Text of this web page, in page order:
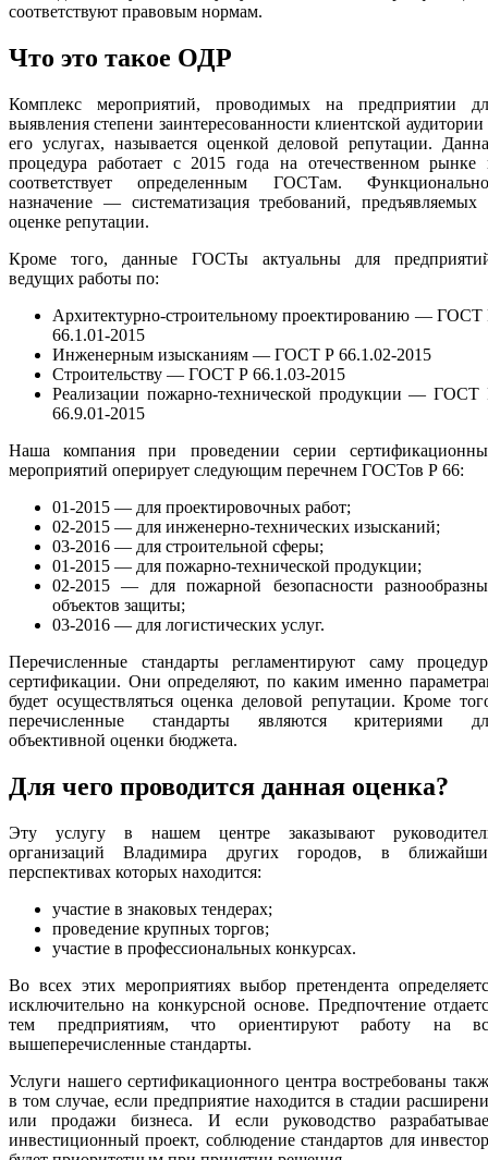
соответствуют правовым нормам.
Что это такое ОДР
Комплекс мероприятий, проводимых на предприятии
выявления степени заинтересованности клиентской аудитории
его услугах, называется оценкой деловой репутации.
процедура работает с 2015 года на отечественном рынке
соответствует определенным ГОСТам.
назначение — систематизация требований, предъявляемых
оценке репутации.
Кроме того, данные ГОСТы актуальны для
ведущих работы по:
Архитектурно-строительному проектированию — ГОСТ
66.1.01-2015
Инженерным изысканиям — ГОСТ Р 66.1.02-2015
Строительству — ГОСТ Р 66.1.03-2015
Реализации пожарно-технической продукции — ГОСТ
66.9.01-2015
Наша компания при проведении серии
мероприятий оперирует следующим перечнем ГОСТов Р 66:
01-2015 — для проектировочных работ;
02-2015 — для инженерно-технических изысканий;
03-2016 — для строительной сферы;
01-2015 — для пожарно-технической продукции;
02-2015 — для пожарной безопасности
объектов защиты;
03-2016 — для логистических услуг.
Перечисленные стандарты регламентируют саму
сертификации. Они определяют, по каким именно
будет осуществляться оценка деловой репутации. Кроме
перечисленные стандарты являются критериями
объективной оценки бюджета.
Для чего проводится данная оценка?
Эту услугу в нашем центре заказывают
организаций Владимира других городов, в
перспективах которых находится:
участие в знаковых тендерах;
проведение крупных торгов;
участие в профессиональных конкурсах.
Во всех этих мероприятиях выбор претендента
исключительно на конкурсной основе. Предпочтение
тем предприятиям, что ориентируют работу на
вышеперечисленные стандарты.
Услуги нашего сертификационного центра востребованы
в том случае, если предприятие находится в стадии
или продажи бизнеса. И если руководство
инвестиционный проект, соблюдение стандартов для